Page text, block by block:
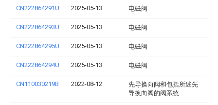
CN222864291U 2025-05-13 电磁阀
CN222864293U 2025-05-13 电磁阀
CN222864295U 2025-05-13 电磁阀
CN222864294U 2025-05-13 电磁阀
CN110030219B 2022-08-12
先导换向阀和包括所述先
导换向阀的阀系统